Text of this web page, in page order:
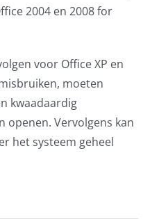
2004 en 2008 for
voor Office XP en
moeten
kwaadaardig
openen. Vervolgens kan
het systeem geheel